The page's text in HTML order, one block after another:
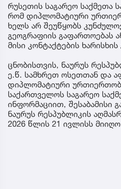
რუსეთის საგარეო საქმეთა
რომ დიპლომატიური
ხელს არ შეუწყობს
გეოგრაფიის გაფართოებას
მისი კონტაქტების ხარისხის
ცნობისთვის, ნაურუს
ე.წ. სამხრეთ ოსეთთან და
დიპლომატიური
საქართველოს საგარეო
ინფორმაციით, შესაბამისი
ნაურუს რესპუბლიკის
2026 წლის 21 ივლისს